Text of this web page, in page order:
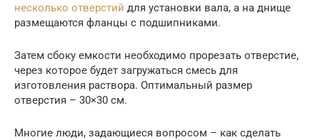
несколько отверстий для установки вала, а на днище
размещаются фланцы с подшипниками.
Затем сбоку емкости необходимо прорезать отверстие,
через которое будет загружаться смесь для
изготовления раствора. Оптимальный размер
отверстия – 30×30 см.
Многие люди, задающиеся вопросом – как сделать